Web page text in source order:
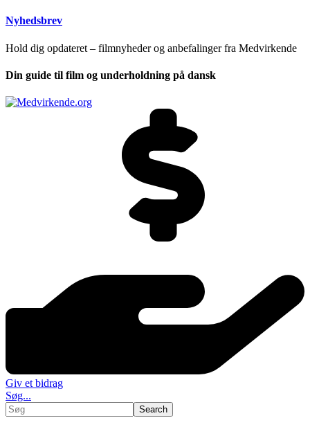
Nyhedsbrev
Hold dig opdateret – filmnyheder og anbefalinger fra Medvirkende
Din guide til film og underholdning på dansk
Giv et bidrag
Søg...